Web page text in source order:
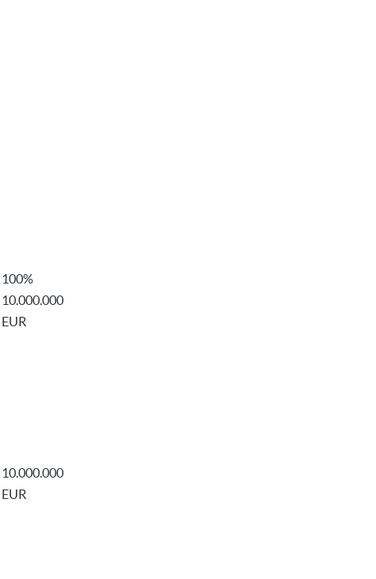
100%
10.000.000
EUR
10.000.000
EUR